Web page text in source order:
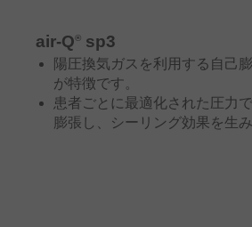
air-Q® sp3
陽圧換気ガスを利用する自己
が特徴です。
患者ごとに最適化された圧力
膨張し、シーリング効果を生み